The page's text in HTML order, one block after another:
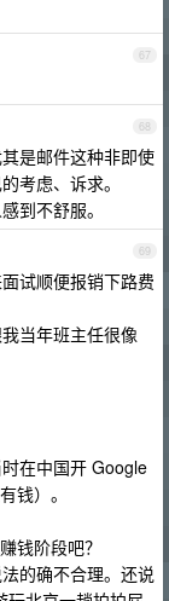
67
68
是邮件这种非即使
考虑、诉求。
到不舒服。
69
试顺便报销下路费
当年班主任很像
在中国开 Google
钱）。
钱阶段吧？
的确不合理。还说